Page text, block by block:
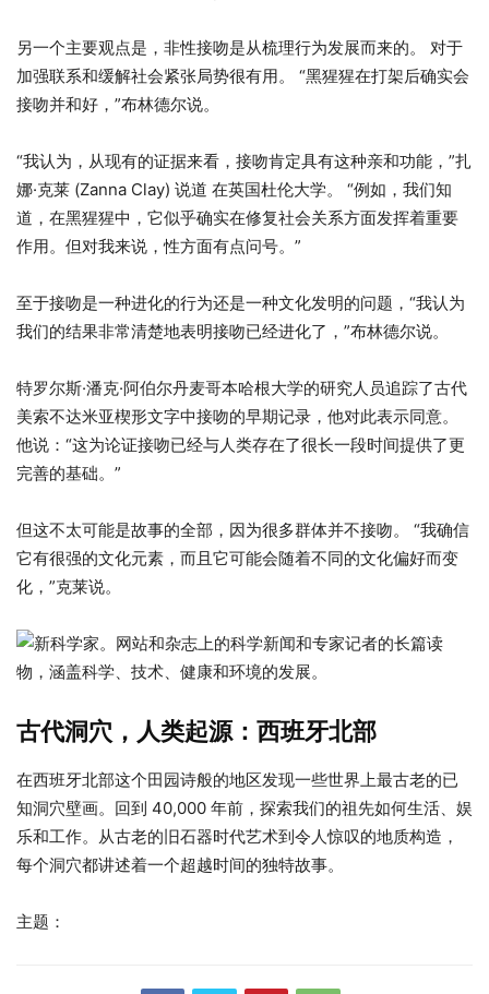
另一个主要观点是，非性接吻是从梳理行为发展而来的。 对于
加强联系和缓解社会紧张局势很有用。 “黑猩猩在打架后确实会
接吻并和好，”布林德尔说。
“我认为，从现有的证据来看，接吻肯定具有这种亲和功能，”扎
娜·克莱 (Zanna Clay) 说道 在英国杜伦大学。 “例如，我们知
道，在黑猩猩中，它似乎确实在修复社会关系方面发挥着重要
作用。但对我来说，性方面有点问号。”
至于接吻是一种进化的行为还是一种文化发明的问题，“我认为
我们的结果非常清楚地表明接吻已经进化了，”布林德尔说。
特罗尔斯·潘克·阿伯尔丹麦哥本哈根大学的研究人员追踪了古代
美索不达米亚楔形文字中接吻的早期记录，他对此表示同意。
他说：“这为论证接吻已经与人类存在了很长一段时间提供了更
完善的基础。”
但这不太可能是故事的全部，因为很多群体并不接吻。 “我确信
它有很强的文化元素，而且它可能会随着不同的文化偏好而变
化，”克莱说。
古代洞穴，人类起源：西班牙北部
在西班牙北部这个田园诗般的地区发现一些世界上最古老的已
知洞穴壁画。回到 40,000 年前，探索我们的祖先如何生活、娱
乐和工作。从古老的旧石器时代艺术到令人惊叹的地质构造，
每个洞穴都讲述着一个超越时间的独特故事。
主题：